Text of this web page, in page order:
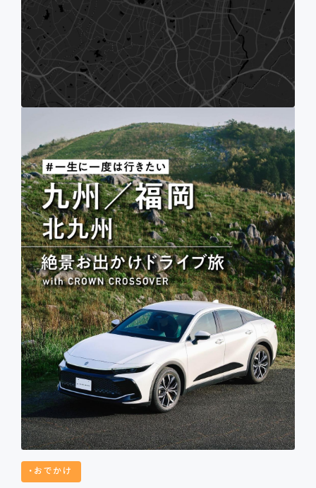
おでかけ